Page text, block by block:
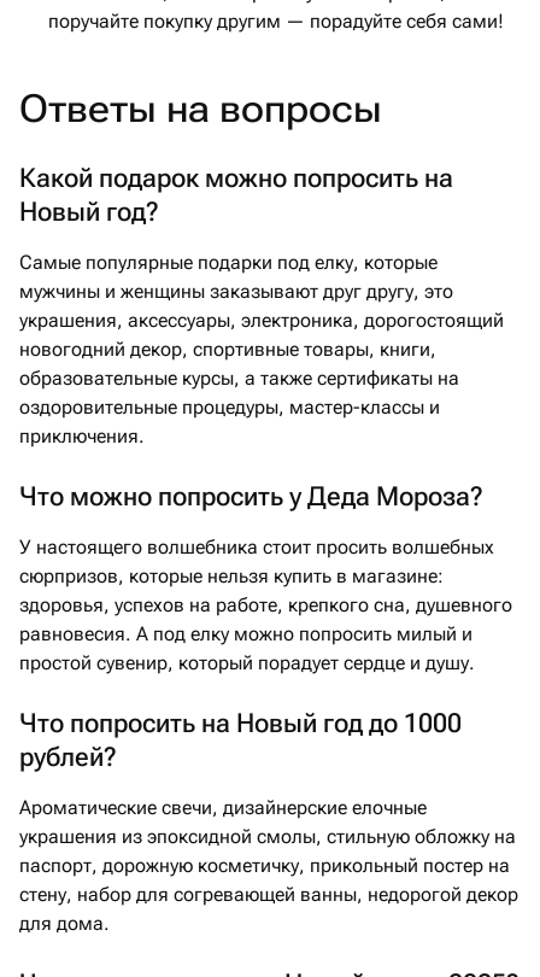
поручайте покупку другим — порадуйте себя сами!
Ответы на вопросы
Какой подарок можно попросить на
Новый год?
Самые популярные подарки под елку, которые
мужчины и женщины заказывают друг другу, это
украшения, аксессуары, электроника, дорогостоящий
новогодний декор, спортивные товары, книги,
образовательные курсы, а также сертификаты на
оздоровительные процедуры, мастер-классы и
приключения.
Что можно попросить у Деда Мороза?
У настоящего волшебника стоит просить волшебных
сюрпризов, которые нельзя купить в магазине:
здоровья, успехов на работе, крепкого сна, душевного
равновесия. А под елку можно попросить милый и
простой сувенир, который порадует сердце и душу.
Что попросить на Новый год до 1000
рублей?
Ароматические свечи, дизайнерские елочные
украшения из эпоксидной смолы, стильную обложку на
паспорт, дорожную косметичку, прикольный постер на
стену, набор для согревающей ванны, недорогой декор
для дома.